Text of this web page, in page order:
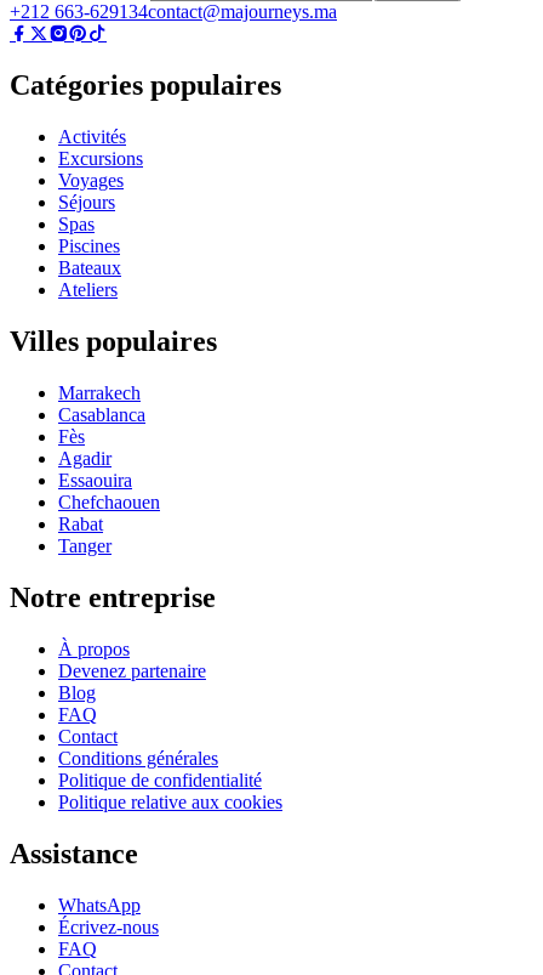
+212 663-629134contact@majourneys.ma
Catégories populaires
Activités
Excursions
Voyages
Séjours
Spas
Piscines
Bateaux
Ateliers
Villes populaires
Marrakech
Casablanca
Fès
Agadir
Essaouira
Chefchaouen
Rabat
Tanger
Notre entreprise
À propos
Devenez partenaire
Blog
FAQ
Contact
Conditions générales
Politique de confidentialité
Politique relative aux cookies
Assistance
WhatsApp
Écrivez-nous
FAQ
Contact